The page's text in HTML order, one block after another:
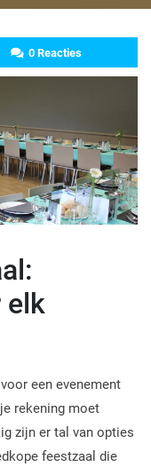
0 Reacties
elk
een evenement
rekening moet
zijn er tal van opties
feestzaal die